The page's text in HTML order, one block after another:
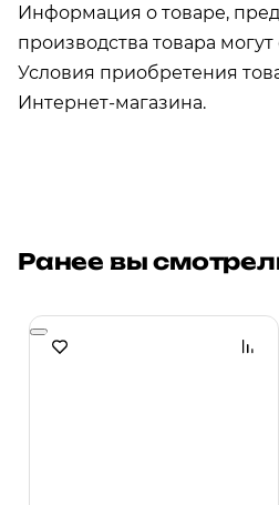
Информация о товаре,
производства товара
Условия приобретения
Интернет-магазина.
Ранее вы